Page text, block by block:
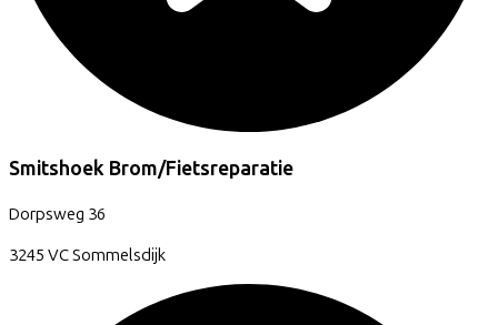
Smitshoek Brom/Fietsreparatie
Dorpsweg 36
3245 VCSommelsdijk